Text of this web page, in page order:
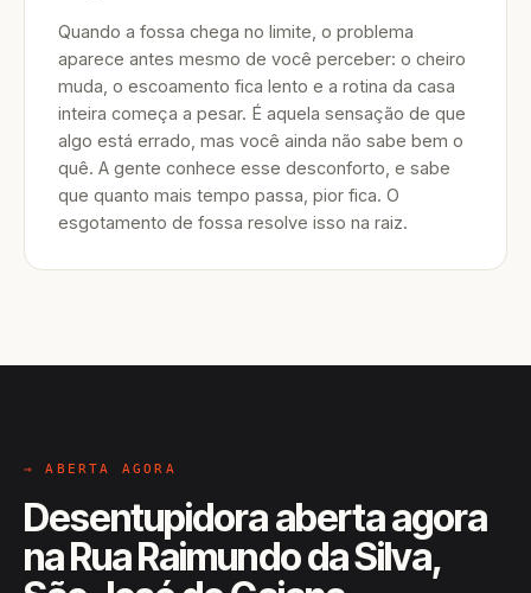
Quando a fossa chega no limite, o problema
aparece antes mesmo de você perceber: o cheiro
muda, o escoamento fica lento e a rotina da casa
inteira começa a pesar. É aquela sensação de que
algo está errado, mas você ainda não sabe bem o
quê. A gente conhece esse desconforto, e sabe
que quanto mais tempo passa, pior fica. O
esgotamento de fossa resolve isso na raiz.
→ ABERTA AGORA
Desentupidora aberta agora
na Rua Raimundo da Silva,